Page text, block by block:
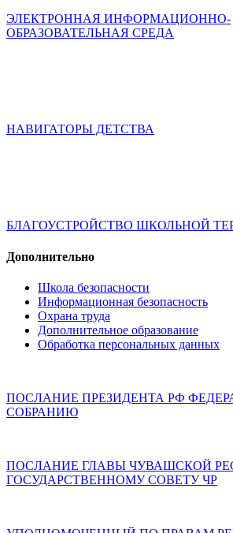
ЭЛЕКТРОННАЯ ИНФОРМАЦИОННО-
ОБРАЗОВАТЕЛЬНАЯ СРЕДА
НАВИГАТОРЫ ДЕТСТВА
БЛАГОУСТРОЙСТВО ШКОЛЬНОЙ
Дополнительно
Школа безопасности
Информационная безопасность
Охрана труда
Дополнительное образование
Обработка персональных данных
ПОСЛАНИЕ ПРЕЗИДЕНТА РФ
СОБРАНИЮ
ПОСЛАНИЕ ГЛАВЫ ЧУВАШСКОЙ
ГОСУДАРСТВЕННОМУ СОВЕТУ ЧР